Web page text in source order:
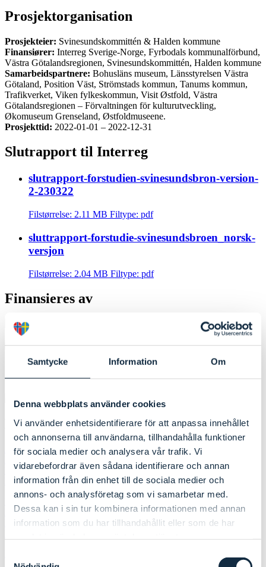
Samtycke Information Om
Denna webbplats använder cookies
Vi använder enhetsidentifierare för att anpassa innehållet
och annonserna till användarna, tillhandahålla funktioner
för sociala medier och analysera vår trafik. Vi
vidarebefordrar även sådana identifierare och annan
information från din enhet till de sociala medier och
annons- och analysföretag som vi samarbetar med.
Dessa kan i sin tur kombinera informationen med annan
information som du har tillhandahållit eller som de har
Prosjektorganisation
Prosjekteier: Svinesundskommittén & Halden kommune
Finansiører: Interreg Sverige-Norge, Fyrbodals kommunalförbund,
Västra Götalandsregionen, Svinesundskommittén, Halden kommune
Samarbeidspartnere: Bohusläns museum, Länsstyrelsen Västra
Götaland, Position Väst, Strömstads kommun, Tanums kommun,
Trafikverket, Viken fylkeskommun, Visit Østfold, Västra
Götalandsregionen – Förvaltningen för kulturutveckling,
Økomuseum Grenseland, Østfoldmuseene.
Prosjekttid: 2022-01-01 – 2022-12-31
Slutrapport til Interreg
slutrapport-forstudien-svinesundsbron-version-
2-230322
Filstørrelse: 2.11 MB Filtype: pdf
sluttrapport-forstudie-svinesundsbroen_norsk-
versjon
Filstørrelse: 2.04 MB Filtype: pdf
Finansieres av
Medlemmer
Aremark kommune
Dals-Eds kommun
Fredrikstad kommune
Hvaler kommune
Melleruds kommun
Sarpsborg kommune